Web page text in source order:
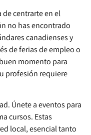
de centrarte en el
no has encontrado
canadienses y
de ferias de empleo o
momento para
profesión requiere
Únete a eventos para
cursos. Estas
local, esencial tanto